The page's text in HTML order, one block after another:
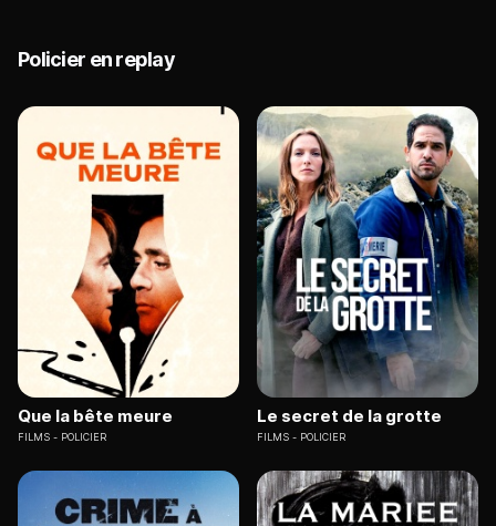
Policier en replay
Que la bête meure
FILMS POLICIER
Le secret de la grotte
FILMS POLICIER